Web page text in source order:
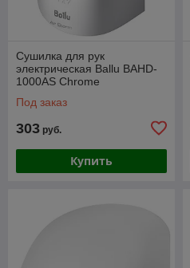
Сушилка для рук
электрическая Ballu BAHD-
1000AS Chrome
Под заказ
303 руб.
Купить